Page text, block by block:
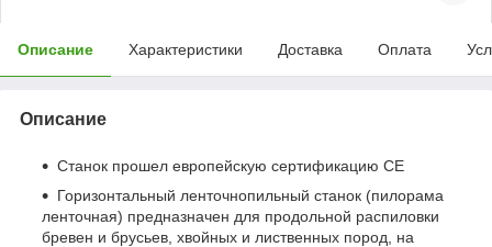
Описание Характеристики Доставка Оплата
Описание
Станок прошел европейскую сертификацию CE
Горизонтальный ленточнопильный станок (пилорама
ленточная) предназначен для продольной распиловки
бревен и брусьев, хвойных и лиственных пород, на